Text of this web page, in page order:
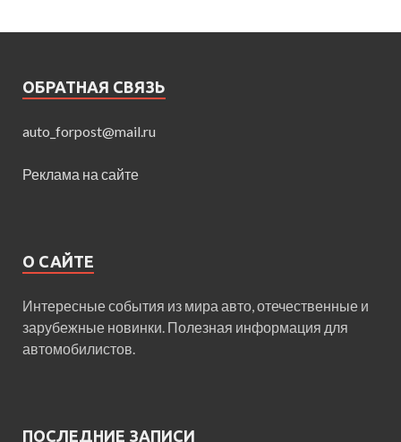
ОБРАТНАЯ СВЯЗЬ
auto_forpost@mail.ru
Реклама на сайте
О САЙТЕ
Интересные события из мира авто, отечественные и
зарубежные новинки. Полезная информация для
автомобилистов.
ПОСЛЕДНИЕ ЗАПИСИ